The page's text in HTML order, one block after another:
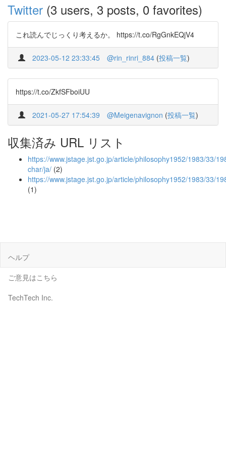
Twitter (3 users, 3 posts, 0 favorites)
これ読んでじっくり考えるか。 https://t.co/RgGnkEQjV4
2023-05-12 23:33:45 @rin_rinri_884 (投稿一覧)
https://t.co/ZkfSFboiUU
2021-05-27 17:54:39 @Meigenavignon (投稿一覧)
収集済み URL リスト
https://www.jstage.jst.go.jp/article/philosophy1952/1983/33/
char/ja/ (2)
https://www.jstage.jst.go.jp/article/philosophy1952/1983/33/
(1)
ヘルプ
ご意見はこちら
TechTech Inc.